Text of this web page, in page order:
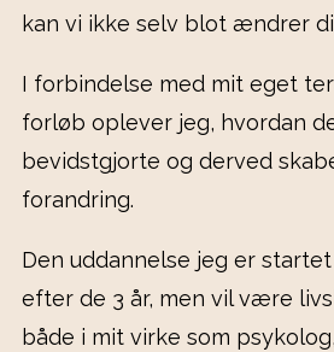
kan vi ikke selv blot ændrer
I forbindelse med mit eget
forløb oplever jeg, hvordan
bevidstgjorte og derved
forandring.
Den uddannelse jeg er
efter de 3 år, men vil være
både i mit virke som